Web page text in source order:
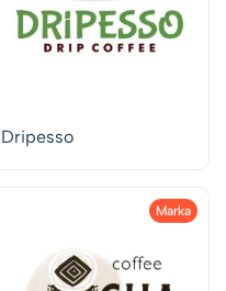
Dripesso
Marka